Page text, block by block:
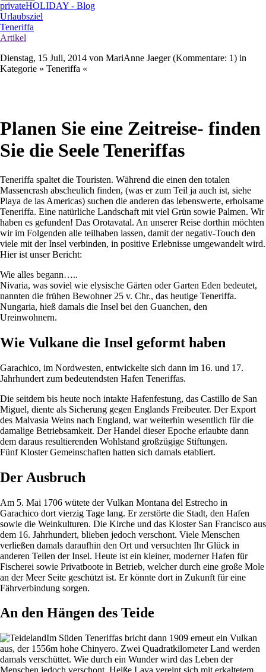
privateHOLIDAY - Blog
Urlaubsziel
Teneriffa
Artikel
Dienstag, 15 Juli, 2014 von MariAnne Jaeger (Kommentare: 1) in
Kategorie » Teneriffa «
Planen Sie eine Zeitreise- finden
Sie die Seele Teneriffas
Teneriffa spaltet die Touristen. Während die einen den totalen
Massencrash abscheulich finden, (was er zum Teil ja auch ist, siehe
Playa de las Americas) suchen die anderen das lebenswerte, erholsame
Teneriffa. Eine natürliche Landschaft mit viel Grün sowie Palmen. Wir
haben es gefunden! Das Orotavatal. An unserer Reise dorthin möchten
wir im Folgenden alle teilhaben lassen, damit der negativ-Touch den
viele mit der Insel verbinden, in positive Erlebnisse umgewandelt wird.
Hier ist unser Bericht:
Wie alles begann…..
Nivaria, was soviel wie elysische Gärten oder Garten Eden bedeutet,
nannten die frühen Bewohner 25 v. Chr., das heutige Teneriffa.
Nungaria, hieß damals die Insel bei den Guanchen, den
Ureinwohnern.
Wie Vulkane die Insel geformt haben
Garachico, im Nordwesten, entwickelte sich dann im 16. und 17.
Jahrhundert zum bedeutendsten Hafen Teneriffas.
Die seitdem bis heute noch intakte Hafenfestung, das Castillo de San
Miguel, diente als Sicherung gegen Englands Freibeuter. Der Export
des Malvasia Weins nach England, war weiterhin wesentlich für die
damalige Betriebsamkeit. Der Handel dieser Epoche erlaubte dann
dem daraus resultierenden Wohlstand großzügige Stiftungen.
Fünf Kloster Gemeinschaften hatten sich damals etabliert.
Der Ausbruch
Am 5. Mai 1706 wütete der Vulkan Montana del Estrecho in
Garachico dort vierzig Tage lang. Er zerstörte die Stadt, den Hafen
sowie die Weinkulturen. Die Kirche und das Kloster San Francisco aus
dem 16. Jahrhundert, blieben jedoch verschont. Viele Menschen
verließen damals daraufhin den Ort und versuchten Ihr Glück in
anderen Teilen der Insel. Heute ist ein kleiner, moderner Hafen für
Fischerei sowie Privatboote in Betrieb, welcher durch eine große Mole
an der Meer Seite geschützt ist. Er könnte dort in Zukunft für eine
Fährverbindung sorgen.
An den Hängen des Teide
Im Süden Teneriffas bricht dann 1909 erneut ein Vulkan
aus, der 1556m hohe Chinyero. Zwei Quadratkilometer Land werden
damals verschüttet. Wie durch ein Wunder wird das Leben der